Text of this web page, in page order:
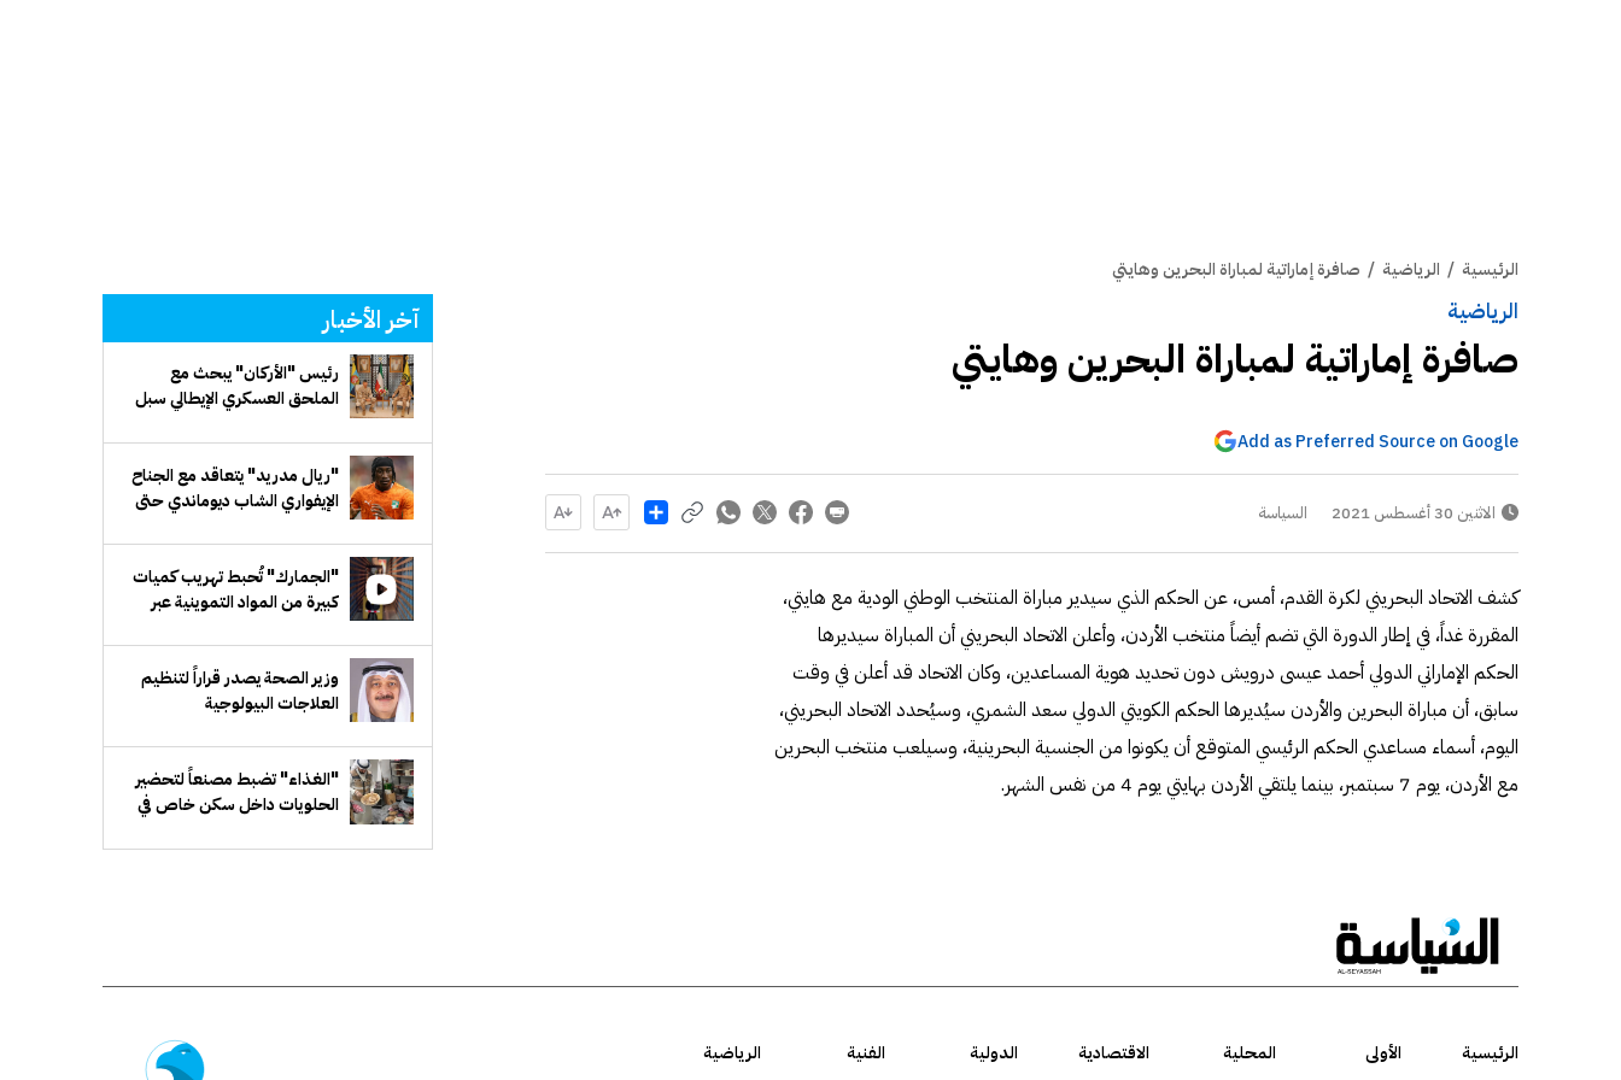
الرئيسية / الرياضية / صافرة إماراتية لمباراة البحرين وهايتي
الرياضية
صافرة إماراتية لمباراة البحرين وهايتي
Add as Preferred Source on Google
الاثنين 30 أغسطس 2021 السياسة Share
كشف الاتحاد البحريني لكرة القدم، أمس، عن الحكم الذي سيدير مباراة المنتخب الوطني الودية مع هايتي،
المقررة غداً، في إطار الدورة التي تضم أيضاً منتخب الأردن، وأعلن الاتحاد البحريني أن المباراة سيديرها
الحكم الإماراتي الدولي أحمد عيسى درويش دون تحديد هوية المساعدين، وكان الاتحاد قد أعلن في وقت
سابق، أن مباراة البحرين والأردن سيُديرها الحكم الكويتي الدولي سعد الشمري، وسيُحدد الاتحاد البحريني،
اليوم، أسماء مساعدي الحكم الرئيسي المتوقع أن يكونوا من الجنسية البحرينية، وسيلعب منتخب البحرين
مع الأردن، يوم 7 سبتمبر، بينما يلتقي الأردن بهايتي يوم 4 من نفس الشهر.
آخر الأخبار
رئيس "الأركان" يبحث مع
الملحق العسكري الإيطالي سبل
"ريال مدريد" يتعاقد مع الجناح
الإيفواري الشاب ديوماندي حتى
"الجمارك" تُحبط تهريب كميات
كبيرة من المواد التموينية عبر
وزير الصحة يصدر قراراً لتنظيم
العلاجات البيولوجية
"الغذاء" تضبط مصنعاً لتحضير
الحلويات داخل سكن خاص في
الرئيسية الأولى المحلية الاقتصادية الدولية الفنية
الرياضية